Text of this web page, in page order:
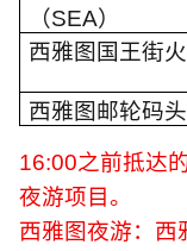
（SEA）
西雅图国王街
西雅图邮轮码头
16:00之前抵达
夜游项目。
西雅图夜游：西